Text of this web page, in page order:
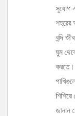
সুযোগ
শহরের
বন্দি
ঘুম
করতে।
জানান